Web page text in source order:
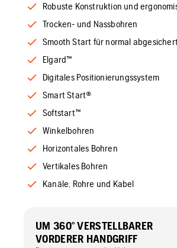
Robuste Konstruktion und
Trocken- und Nassbohren
Smooth Start für normal
Elgard™
Digitales Positionierungssystem
Smart Start®
Softstart™
Winkelbohren
Horizontales Bohren
Vertikales Bohren
Kanäle, Rohre und Kabel
UM 360° VERSTELLBARER
VORDERER HANDGRIFF